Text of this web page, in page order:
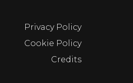
Privacy Policy
Cookie Policy
Credits